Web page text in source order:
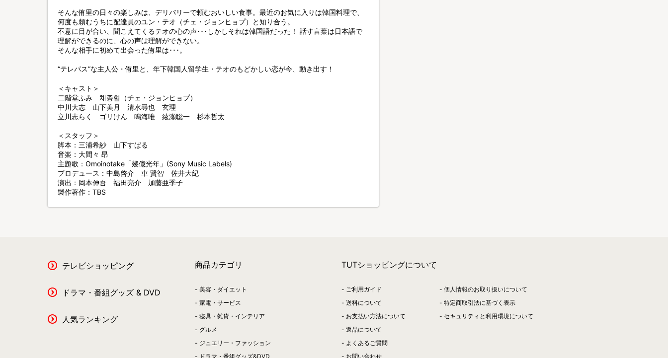
そんな侑里の日々の楽しみは、デリバリーで頼むおいしい食事。最近のお気に入りは韓国料理で、
何度も頼むうちに配達員のユン・テオ（チェ・ジョンヒョプ）と知り合う。
不意に目が合い、聞こえてくるテオの心の声･･･しかしそれは韓国語だった！ 話す言葉は日本語で
理解ができるのに、心の声は理解ができない。
そんな相手に初めて出会った侑里は･･･。
“テレパス”な主人公・侑里と、年下韓国人留学生・テオのもどかしい恋が今、動き出す！
＜キャスト＞
二階堂ふみ 채종협（チェ・ジョンヒョプ）
中川大志 山下美月 清水尋也 玄理
立川志らく ゴリけん 鳴海唯 絃瀬聡一 杉本哲太
＜スタッフ＞
脚本：三浦希紗 山下すばる
音楽：大間々 昂
主題歌：Omoinotake「幾億光年」(Sony Music Labels)
プロデュース：中島啓介 車 賢智 佐井大紀
演出：岡本伸吾 福田亮介 加藤亜季子
製作著作：TBS
テレビショッピング
ドラマ・番組グッズ & DVD
人気ランキング
商品カテゴリ
美容・ダイエット
家電・サービス
寝具・雑貨・インテリア
グルメ
ジュエリー・ファッション
ドラマ・番組グッズ&DVD
TUTショッピングについて
ご利用ガイド
送料について
お支払い方法について
返品について
よくあるご質問
お問い合わせ
個人情報のお取り扱いについて
特定商取引法に基づく表示
セキュリティと利用環境について